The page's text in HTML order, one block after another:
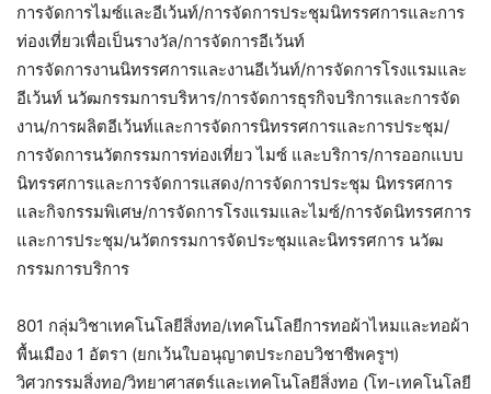
การจัดการไมซ์และอีเว้นท์/การจัดการประชุมนิทรรศการและการ
ท่องเที่ยวเพื่อเป็นรางวัล/การจัดการอีเว้นท์
การจัดการงานนิทรรศการและงานอีเว้นท์/การจัดการโรงแรมและ
อีเว้นท์ นวัฒกรรมการบริหาร/การจัดการธุรกิจบริการและการจัด
งาน/การผลิตอีเว้นท์และการจัดการนิทรรศการและการประชุม/
การจัดการนวัตกรรมการท่องเที่ยว ไมซ์ และบริการ/การออกแบบ
นิทรรศการและการจัดการแสดง/การจัดการประชุม นิทรรศการ
และกิจกรรมพิเศษ/การจัดการโรงแรมและไมซ์/การจัดนิทรรศการ
และการประชุม/นวัตกรรมการจัดประชุมและนิทรรศการ นวัฒ
กรรมการบริการ
801 กลุ่มวิชาเทคโนโลยีสิ่งทอ/เทคโนโลยีการทอผ้าไหมและทอผ้า
พื้นเมือง 1 อัตรา (ยกเว้นใบอนุญาตประกอบวิชาชีพครูฯ)
วิศวกรรมสิ่งทอ/วิทยาศาสตร์และเทคโนโลยีสิ่งทอ (โท-เทคโนโลยี